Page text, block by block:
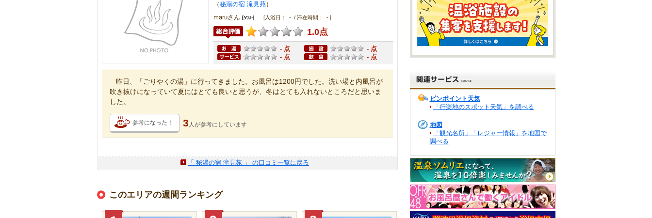
（秘湯の宿 滝見苑）
maruさん
[入浴日： - / 滞在時間： - ]
1.0点
- 点
- 点
- 点
- 点
昨日、「ごりやくの湯」に行ってきました。お風呂は1200円でした。洗い場と内風呂が
吹き抜けになっていて夏にはとても良いと思うが、冬はとても入れないところだと思いま
した。
参考になった！ 3 人が参考にしています
「 秘湯の宿 滝見苑 」 の口コミ一覧に戻る
このエリアの週間ランキング
ピンポイント天気
「行楽地のスポット天気」を調べる
地図
「観光名所」「レジャー情報」を地図で
調べる